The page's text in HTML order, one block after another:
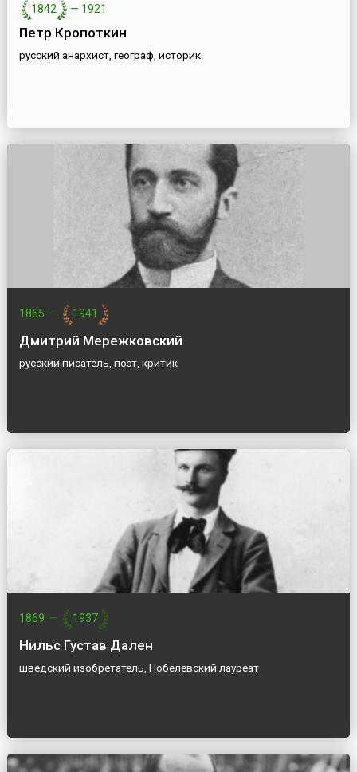
1842 — 1921
Петр Кропоткин
русский анархист, географ, историк
1865 — 1941
Дмитрий Мережковский
русский писатель, поэт, критик
1869 — 1937
Нильс Густав Дален
шведский изобретатель, Нобелевский лауреат